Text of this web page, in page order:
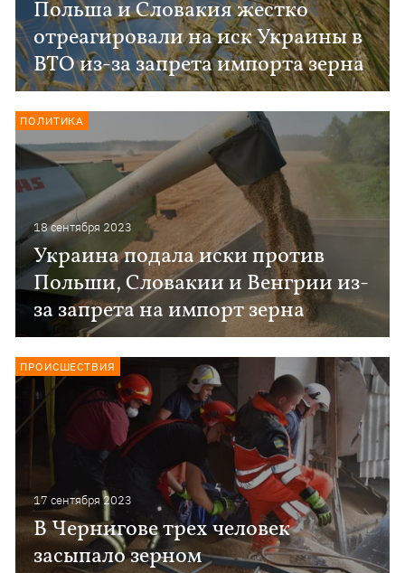
Польша и Словакия жестко
отреагировали на иск Украины в
ВТО из-за запрета импорта зерна
18 сентября 2023
Украина подала иски против
Польши, Словакии и Венгрии из-
за запрета на импорт зерна
ПОЛИТИКА
17 сентября 2023
В Чернигове трех человек
засыпало зерном
ПРОИСШЕСТВИЯ